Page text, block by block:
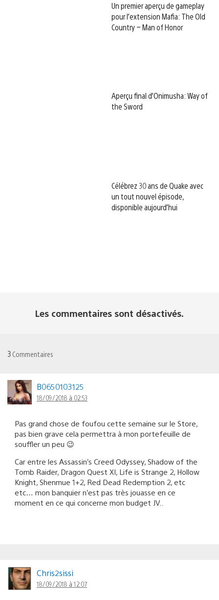
Un premier aperçu de gameplay
pour l’extension Mafia: The Old
Country – Man of Honor
Aperçu final d’Onimusha: Way of
the Sword
Célébrez 30 ans de Quake avec
un tout nouvel épisode,
disponible aujourd’hui
Les commentaires sont désactivés.
3 Commentaires
B0650103125
18/09/2018 à 02:53
Pas grand chose de foufou cette semaine sur le Store,
pas bien grave cela permettra à mon portefeuille de
souffler un peu 😉
Car entre les Assassin’s Creed Odyssey, Shadow of the
Tomb Raider, Dragon Quest XI, Life is Strange 2, Hollow
Knight, Shenmue 1+2, Red Dead Redemption 2, etc
etc… mon banquier n’est pas très jouasse en ce
moment en ce qui concerne mon budget JV..
Chris2sissi
18/09/2018 à 12:07